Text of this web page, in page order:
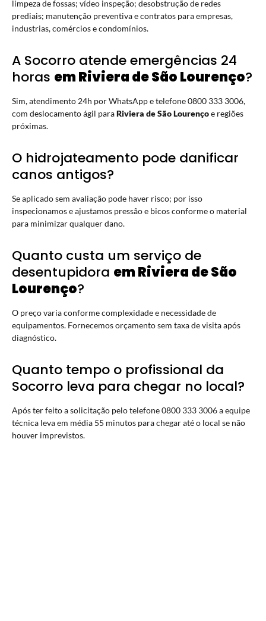
limpeza de fossas; vídeo inspeção; desobstrução de redes
prediais; manutenção preventiva e contratos para empresas,
industrias, comércios e condomínios.
A Socorro atende emergências 24
horas em Riviera de São Lourenço?
Sim, atendimento 24h por WhatsApp e telefone 0800 333 3006,
com deslocamento ágil paraRiviera de São Lourençoe regiões
próximas.
O hidrojateamento pode danificar
canos antigos?
Se aplicado sem avaliação pode haver risco; por isso
inspecionamos e ajustamos pressão e bicos conforme o material
para minimizar qualquer dano.
Quanto custa um serviço de
desentupidora em Riviera de São
Lourenço?
O preço varia conforme complexidade e necessidade de
equipamentos. Fornecemos orçamento sem taxa de visita após
diagnóstico.
Quanto tempo o profissional da
Socorro leva para chegar no local?
Após ter feito a solicitação pelo telefone 0800 333 3006 a equipe
técnica leva em média 55 minutos para chegar até o local se não
houver imprevistos.